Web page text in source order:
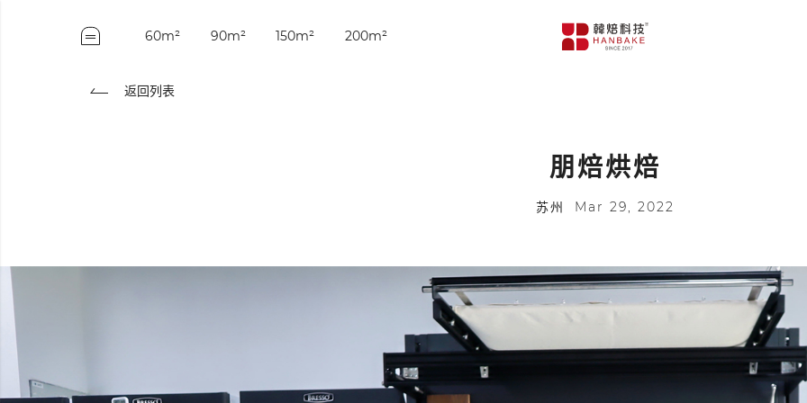
60m² 90m² 150m² 200m²
返回列表
朋焙烘焙
苏州 Mar 29, 2022